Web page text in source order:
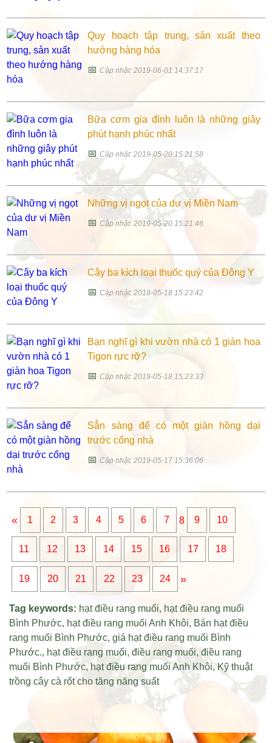
Quy hoạch tập trung, sản xuất theo
hướng hàng hóa
📅Cập nhật: 2019-06-01 14:37:17
Bữa cơm gia đình luôn là những giây
phút hạnh phúc nhất
📅Cập nhật: 2019-05-20 15:21:58
Những vị ngọt của dư vị Miền Nam
📅Cập nhật: 2019-05-20 15:21:46
Cây ba kích loại thuốc quý của Đông Y
📅Cập nhật: 2019-05-18 15:23:42
Bạn nghĩ gì khi vườn nhà có 1 giàn hoa
Tigon rực rỡ?
📅Cập nhật: 2019-05-18 15:23:33
Sẳn sàng để có một giàn hồng dại
trước cổng nhà
📅Cập nhật: 2019-05-17 15:36:06
« 1 2 3 4 5 6 7 8 9 10
11 12 13 14 15 16 17 18
19 20 21 22 23 24 »
Tag keywords: hạt điều rang muối, hạt điều rang muối
Bình Phước, hạt điều rang muối Anh Khôi, Bán hạt điều
rang muối Bình Phước,giá hạt điều rang muối Bình
Phước., hạt điều rang muối,điều rang muối,điều rang
muối Bình Phước,hạt điều rang muối Anh Khôi,Kỹ thuật
trồng cây cà rốt cho tăng năng suất